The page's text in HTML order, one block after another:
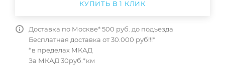
КУПИТЬ В 1 КЛИК
Доставка по Москве* 500 руб. до подъезда
Бесплатная доставка от 30.000 руб!!!*
*в пределах МКАД
За МКАД 30руб.*км